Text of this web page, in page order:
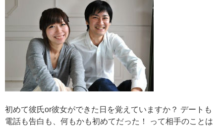
初めて彼氏or彼女ができた日を覚えていますか？ デートも
電話も告白も、何もかも初めてだった！ って相手のことは